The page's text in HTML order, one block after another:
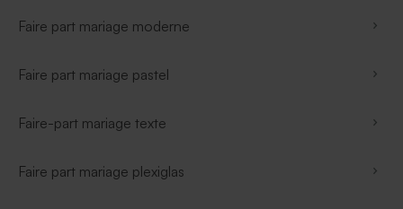
Faire part mariage moderne
Faire part mariage pastel
Faire-part mariage texte
Faire part mariage plexiglas